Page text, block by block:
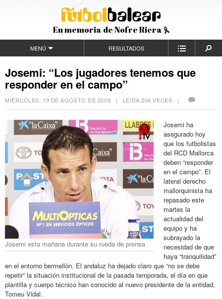
En memoria de Nofre Riera
MENÚ RESULTADOS
Josemi: “Los jugadores tenemos que
responder en el campo”
MIÉRCOLES, 19 DE AGOSTO DE 2009 | LEÍDA 204 VECES |
Josemi esta mañana durante su rueda de prensa
Josemi ha
asegurado hoy
que los futbolistas
del RCD Mallorca
deben “responder
en el campo”. El
lateral derecho
mallorquinista ha
repasado este
martes la
actualidad del
equipo y ha
subrayado la
necesidad de que
haya “tranquilidad”
en el entorno bermellón. El andaluz ha dejado claro que “no se debe
repetir” la situación institucional de la pasada temporada, el día en que
plantilla y cuerpo técnico han conocido al nuevo presidente de la entidad,
Tomeu Vidal.